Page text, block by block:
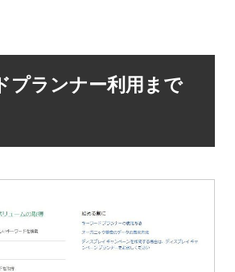
プランナー利用まで